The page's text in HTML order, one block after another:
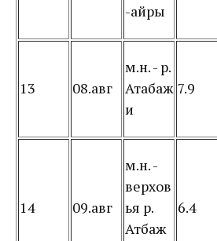
-айры
13 08.авг
м.н. - р.
Атабаж
и
7.9
14 09.авг
м.н. -
верхов
ья р.
Атбаж
6.4